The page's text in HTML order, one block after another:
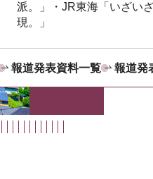
派。」・JR東海「いざい
現。」
報道発表資料一覧 報道発